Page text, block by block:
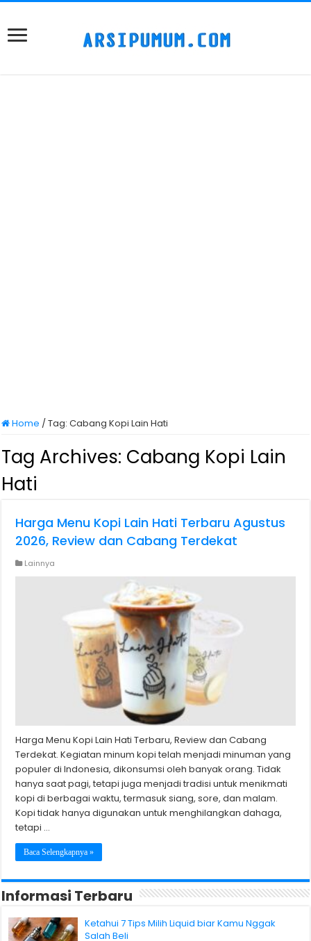
Home /Tag:Cabang Kopi Lain Hati
Tag Archives: Cabang Kopi Lain
Hati
Harga Menu Kopi Lain Hati Terbaru Agustus
2026, Review dan Cabang Terdekat
Lainnya
Harga Menu Kopi Lain Hati Terbaru, Review dan Cabang
Terdekat. Kegiatan minum kopi telah menjadi minuman yang
populer di Indonesia, dikonsumsi oleh banyak orang. Tidak
hanya saat pagi, tetapi juga menjadi tradisi untuk menikmati
kopi di berbagai waktu, termasuk siang, sore, dan malam.
Kopi tidak hanya digunakan untuk menghilangkan dahaga,
tetapi …
Baca Selengkapnya »
Informasi Terbaru
Ketahui 7 Tips Milih Liquid biar Kamu Nggak
Salah Beli